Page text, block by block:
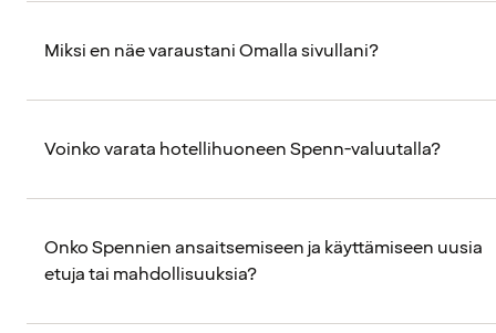
Miksi en näe varaustani Omalla sivullani?
Voinko varata hotellihuoneen Spenn-valuutalla?
Onko Spennien ansaitsemiseen ja käyttämiseen uusia
etuja tai mahdollisuuksia?